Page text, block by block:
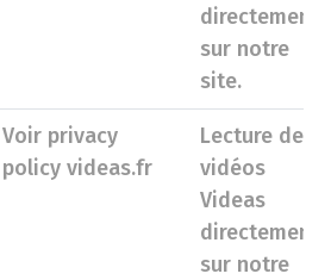
directement
sur notre
site.
Voir privacy
policy videas.fr
Lecture de
vidéos
Videas
directement
sur notre